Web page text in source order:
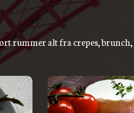
rummer alt fra crepes,